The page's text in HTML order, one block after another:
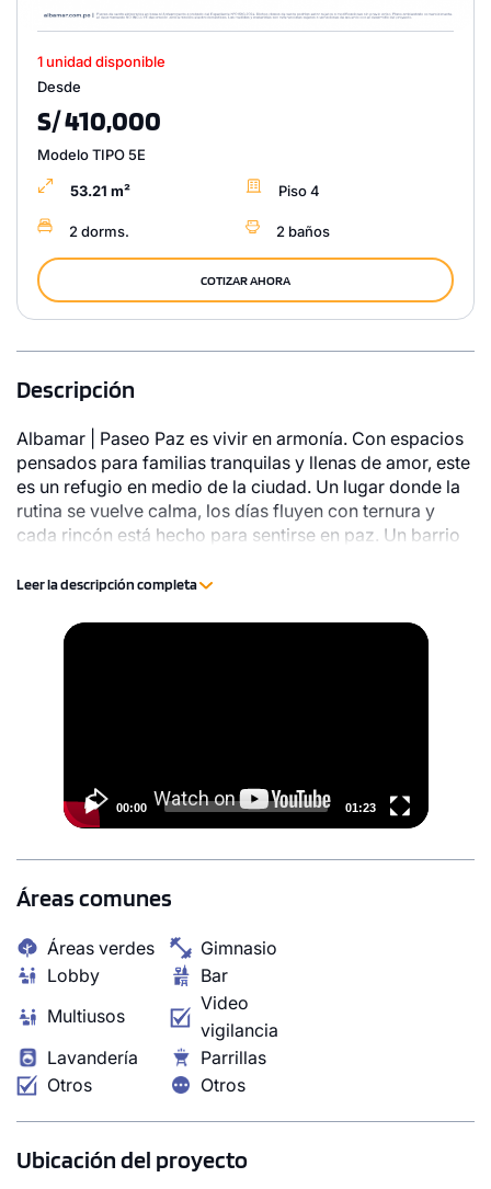
1 unidad disponible
Desde
S/ 410,000
Modelo TIPO 5E
53.21 m² Piso 4
2 dorms. 2 baños
COTIZAR AHORA
Descripción
Albamar | Paseo Paz es vivir en armonía. Con espacios
pensados para familias tranquilas y llenas de amor, este
es un refugio en medio de la ciudad. Un lugar donde la
rutina se vuelve calma, los días fluyen con ternura y
cada rincón está hecho para sentirse en paz. Un barrio
Leer la descripción completa
Video
00:00 01:23
Áreas comunes
Áreas verdes
Gimnasio
Lobby
Bar
Multiusos
Video
vigilancia
Lavandería
Parrillas
Otros
Otros
Ubicación del proyecto